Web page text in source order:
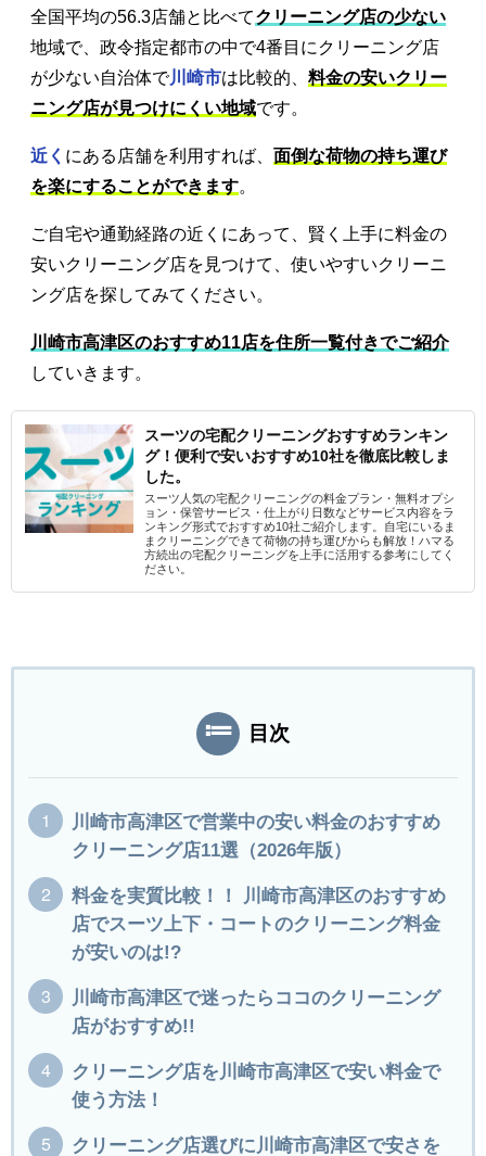
全国平均の56.3店舗と比べてクリーニング店の少ない
地域で、政令指定都市の中で4番目にクリーニング店
が少ない自治体で川崎市は比較的、 料金の安いクリー
ニング店が見つけにくい地域です。
近く にある店舗を利用すれば、 面倒な荷物の持ち運び
を楽にすることができます。
ご自宅や通勤経路の近くにあって、賢く上手に料金の
安いクリーニング店を見つけて、使いやすいクリーニ
ング店を探してみてください。
川崎市高津区のおすすめ11店を住所一覧付きでご紹介
していきます。
スーツの宅配クリーニングおすすめランキン
グ！便利で安いおすすめ10社を徹底比較しま
した。
スーツ人気の宅配クリーニングの料金プラン・無料オプシ
ョン・保管サービス・仕上がり日数などサービス内容をラ
ンキング形式でおすすめ10社ご紹介します。自宅にいるま
まクリーニングできて荷物の持ち運びからも解放！ハマる
方続出の宅配クリーニングを上手に活用する参考にしてく
ださい。
目次
川崎市高津区で営業中の安い料金のおすすめ
クリーニング店11選（2026年版）
料金を実質比較！！ 川崎市高津区のおすすめ
店でスーツ上下・コートのクリーニング料金
が安いのは!?
川崎市高津区で迷ったらココのクリーニング
店がおすすめ!!
クリーニング店を川崎市高津区で安い料金で
使う方法！
クリーニング店選びに川崎市高津区で安さを